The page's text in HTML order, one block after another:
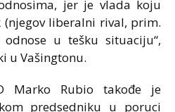
jer je vlada koju
liberalni rival, prim.
u tešku situaciju“,
u Vašingtonu.
Marko Rubio takođe je
predsedniku u poruci